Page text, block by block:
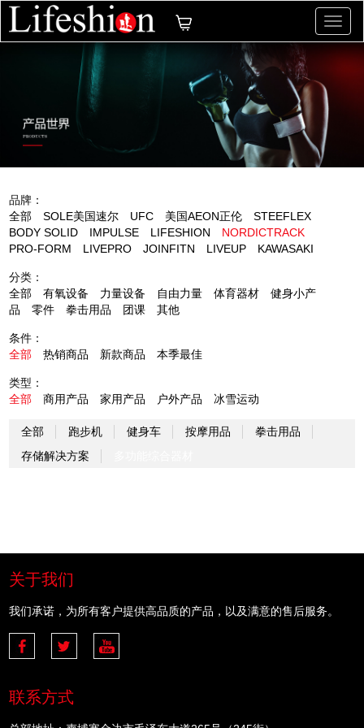
切
换
导
品牌：
全部
SOLE美国速尔 UFC 美国AEON正伦
STEEFLEX
BODY SOLID
IMPULSE LIFESHION
NORDICTRACK
PRO-FORM
LIVEPRO JOINFITN LIVEUP KAWASAKI
分类：
全部
有氧设备 力量设备 自由力量 体育器材
健身小产
品
零件 拳击用品 团课 其他
条件：
全部
热销商品 新款商品 本季最佳
类型：
全部
商用产品 家用产品 户外产品 冰雪运动
全部 跑步机 健身车 按摩用品
拳击用品
存储解决方案
关于我们
我们承诺，为所有客户提供高品质的产品，以及满意的售后服务。
联系方式